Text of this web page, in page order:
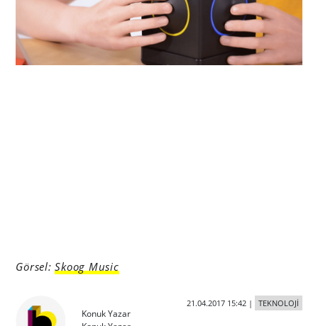
Görsel:Skoog Music
Konuk Yazar
21.04.2017 15:42| TEKNOLOJİ